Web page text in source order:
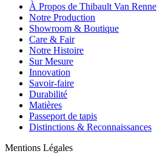
À Propos de Thibault Van Renne
Notre Production
Showroom & Boutique
Care & Fair
Notre Histoire
Sur Mesure
Innovation
Savoir-faire
Durabilité
Matières
Passeport de tapis
Distinctions & Reconnaissances
Mentions Légales